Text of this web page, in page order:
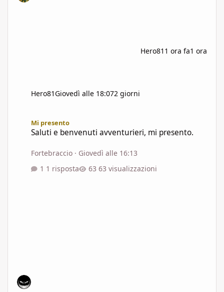
Hero81 Giovedì alle 18:072 giorni
Hero81 1 ora fa1 ora
Mi presento
Saluti e benvenuti avventurieri, mi presento.
Fortebraccio · Giovedì alle 16:13
1 risposta
63 visualizzazioni